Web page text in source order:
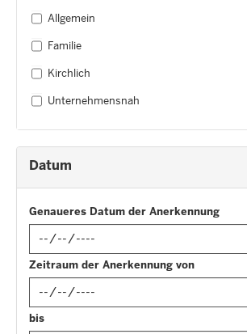
Allgemein
Familie
Kirchlich
Unternehmensnah
Datum
Genaueres Datum der Anerkennung
Input
date
in
format:
Zeitraum der Anerkennung von
Input
bis